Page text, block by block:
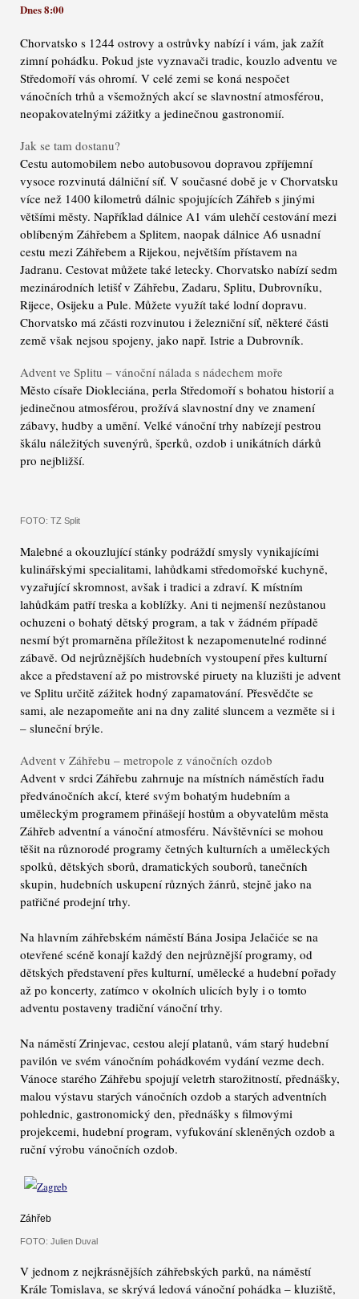
Dnes 8:00
Chorvatsko s 1244 ostrovy a ostrůvky nabízí i vám, jak zažít
zimní pohádku. Pokud jste vyznavači tradic, kouzlo adventu ve
Středomoří vás ohromí. V celé zemi se koná nespočet
vánočních trhů a všemožných akcí se slavnostní atmosférou,
neopakovatelnými zážitky a jedinečnou gastronomií.
Jak se tam dostanu?
Cestu automobilem nebo autobusovou dopravou zpříjemní
vysoce rozvinutá dálniční síť. V současné době je v Chorvatsku
více než 1400 kilometrů dálnic spojujících Záhřeb s jinými
většími městy. Například dálnice A1 vám ulehčí cestování mezi
oblíbeným Záhřebem a Splitem, naopak dálnice A6 usnadní
cestu mezi Záhřebem a Rijekou, největším přístavem na
Jadranu. Cestovat můžete také letecky. Chorvatsko nabízí sedm
mezinárodních letišť v Záhřebu, Zadaru, Splitu, Dubrovníku,
Rijece, Osijeku a Pule. Můžete využít také lodní dopravu.
Chorvatsko má zčásti rozvinutou i železniční síť, některé části
země však nejsou spojeny, jako např. Istrie a Dubrovník.
Advent ve Splitu – vánoční nálada s nádechem moře
Město císaře Diokleciána, perla Středomoří s bohatou historií a
jedinečnou atmosférou, prožívá slavnostní dny ve znamení
zábavy, hudby a umění. Velké vánoční trhy nabízejí pestrou
škálu náležitých suvenýrů, šperků, ozdob i unikátních dárků
pro nejbližší.
FOTO: TZ Split
Malebné a okouzlující stánky podráždí smysly vynikajícími
kulinářskými specialitami, lahůdkami středomořské kuchyně,
vyzařující skromnost, avšak i tradici a zdraví. K místním
lahůdkám patří treska a koblížky. Ani ti nejmenší nezůstanou
ochuzeni o bohatý dětský program, a tak v žádném případě
nesmí být promarněna příležitost k nezapomenutelné rodinné
zábavě. Od nejrůznějších hudebních vystoupení přes kulturní
akce a představení až po mistrovské piruety na kluzišti je advent
ve Splitu určitě zážitek hodný zapamatování. Přesvědčte se
sami, ale nezapomeňte ani na dny zalité sluncem a vezměte si i
– sluneční brýle.
Advent v Záhřebu – metropole z vánočních ozdob
Advent v srdci Záhřebu zahrnuje na místních náměstích řadu
předvánočních akcí, které svým bohatým hudebním a
uměleckým programem přinášejí hostům a obyvatelům města
Záhřeb adventní a vánoční atmosféru. Návštěvníci se mohou
těšit na různorodé programy četných kulturních a uměleckých
spolků, dětských sborů, dramatických souborů, tanečních
skupin, hudebních uskupení různých žánrů, stejně jako na
patřičné prodejní trhy.
Na hlavním záhřebském náměstí Bána Josipa Jelačiće se na
otevřené scéně konají každý den nejrůznější programy, od
dětských představení přes kulturní, umělecké a hudební pořady
až po koncerty, zatímco v okolních ulicích byly i o tomto
adventu postaveny tradiční vánoční trhy.
Na náměstí Zrinjevac, cestou alejí platanů, vám starý hudební
pavilón ve svém vánočním pohádkovém vydání vezme dech.
Vánoce starého Záhřebu spojují veletrh starožitností, přednášky,
malou výstavu starých vánočních ozdob a starých adventních
pohlednic, gastronomický den, přednášky s filmovými
projekcemi, hudební program, vyfukování skleněných ozdob a
ruční výrobu vánočních ozdob.
Záhřeb
FOTO: Julien Duval
V jednom z nejkrásnějších záhřebských parků, na náměstí
Krále Tomislava, se skrývá ledová vánoční pohádka – kluziště,